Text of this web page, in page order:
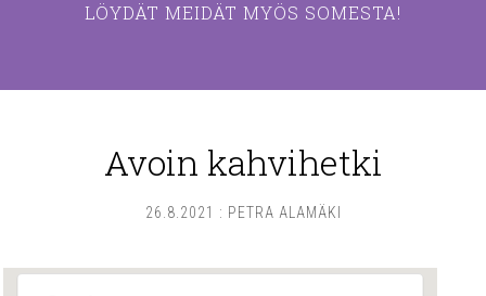
LÖYDÄT MEIDÄT MYÖS SOMESTA!
Avoin kahvihetki
26.8.2021 : PETRA ALAMÄKI